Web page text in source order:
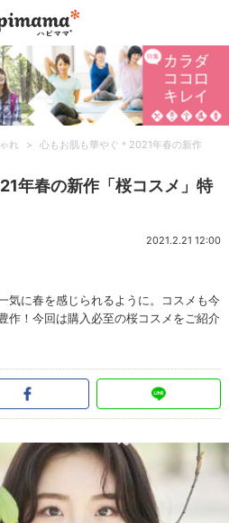
れ >
心もお肌も華やぐ＊2021年春の新作
年春の新作「桜コスメ」特
2021.2.21 12:00
気に春を感じられるように。コスメも今
作！今回は購入必至の桜コスメをご紹介